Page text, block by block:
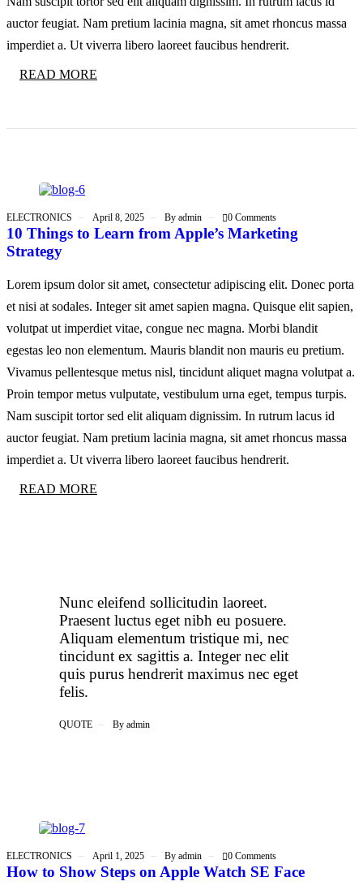
auctor feugiat. Nam pretium lacinia magna, sit amet rhoncus massa
imperdiet a. Ut viverra libero laoreet faucibus hendrerit.
READ MORE
ELECTRONICS April 8, 2025 By admin 0 Comments
10 Things to Learn from Apple’s Marketing
Strategy
Lorem ipsum dolor sit amet, consectetur adipiscing elit. Donec porta
et nisi at sodales. Integer sit amet sapien magna. Quisque elit sapien,
volutpat ut imperdiet vitae, congue nec magna. Morbi blandit
egestas leo non elementum. Mauris blandit non mauris eu pretium.
Vivamus pellentesque metus nisl, tincidunt aliquet magna volutpat a.
Proin tempor metus vulputate, vestibulum urna eget, tempus turpis.
Nam suscipit tortor sed elit aliquam dignissim. In rutrum lacus id
auctor feugiat. Nam pretium lacinia magna, sit amet rhoncus massa
imperdiet a. Ut viverra libero laoreet faucibus hendrerit.
READ MORE
Nunc eleifend sollicitudin laoreet.
Praesent luctus eget nibh eu posuere.
Aliquam elementum tristique mi, nec
tincidunt ex sagittis a. Integer nec elit
quis purus hendrerit maximus nec eget
felis.
QUOTE By admin
ELECTRONICS April 1, 2025 By admin 0 Comments
How to Show Steps on Apple Watch SE Face